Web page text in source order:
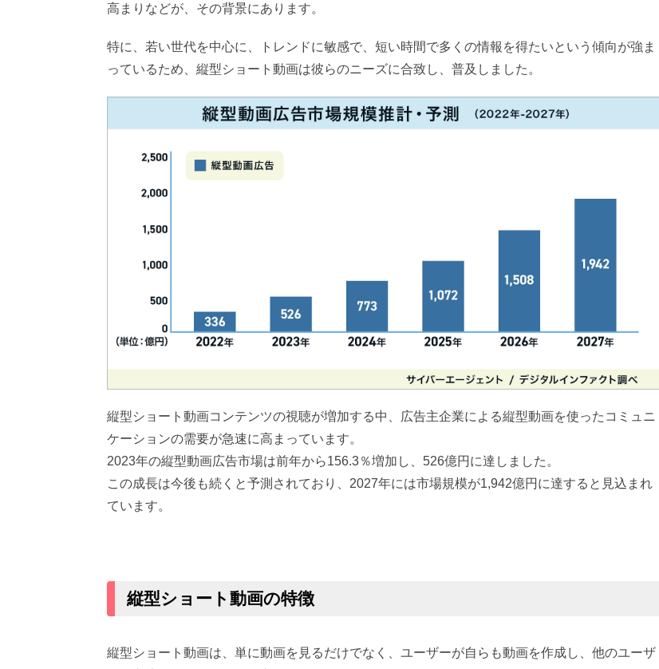
高まりなどが、その背景にあります。
特に、若い世代を中心に、トレンドに敏感で、短い時間で多くの情報を得たいという傾向が強ま
っているため、縦型ショート動画は彼らのニーズに合致し、普及しました。
縦型ショート動画コンテンツの視聴が増加する中、広告主企業による縦型動画を使ったコミュニ
ケーションの需要が急速に高まっています。
2023年の縦型動画広告市場は前年から156.3％増加し、526億円に達しました。
この成長は今後も続くと予測されており、2027年には市場規模が1,942億円に達すると見込まれ
ています。
縦型ショート動画の特徴
縦型ショート動画は、単に動画を見るだけでなく、ユーザーが自らも動画を作成し、他のユーザ